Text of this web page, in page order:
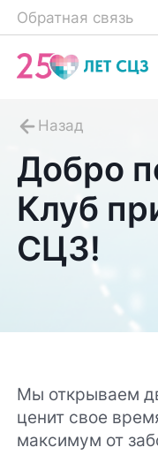
Обратная связь
Добро
Клуб
СЦЗ!
Мы открываем
ценит свое
максимум от